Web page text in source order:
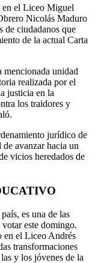
en el Liceo Miguel
Nicolás Maduro
de ciudadanos que
de la actual Carta
unidad
realizada por el
justicia en la
los traidores y
jurídico de
avanzar hacia un
vicios heredados de
es una de las
votar este domingo.
en el Liceo Andrés
transformaciones
y los jóvenes de la